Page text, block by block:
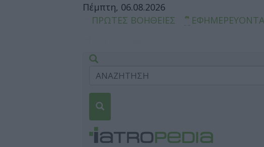
Πέμπτη, 06.08.2026
ΠΡΩΤΕΣ ΒΟΗΘΕΙΕΣ